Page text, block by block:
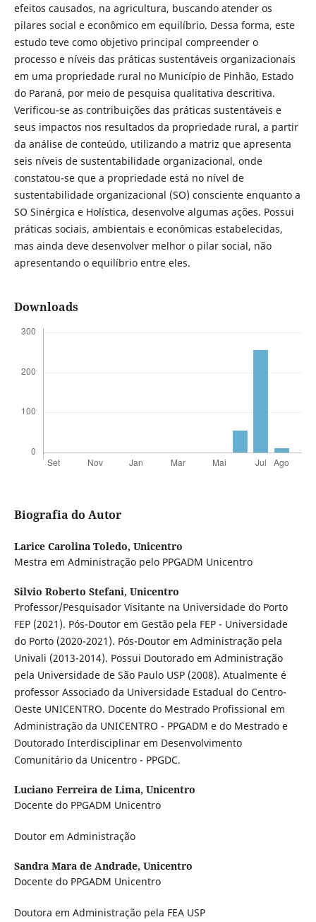
efeitos causados, na agricultura, buscando atender os
pilares social e econômico em equilíbrio. Dessa forma, este
estudo teve como objetivo principal compreender o
processo e níveis das práticas sustentáveis organizacionais
em uma propriedade rural no Município de Pinhão, Estado
do Paraná, por meio de pesquisa qualitativa descritiva.
Verificou-se as contribuições das práticas sustentáveis e
seus impactos nos resultados da propriedade rural, a partir
da análise de conteúdo, utilizando a matriz que apresenta
seis níveis de sustentabilidade organizacional, onde
constatou-se que a propriedade está no nível de
sustentabilidade organizacional (SO) consciente enquanto a
SO Sinérgica e Holística, desenvolve algumas ações. Possui
práticas sociais, ambientais e econômicas estabelecidas,
mas ainda deve desenvolver melhor o pilar social, não
apresentando o equilíbrio entre eles.
Downloads
Biografia do Autor
Larice Carolina Toledo, Unicentro
Mestra em Administração pelo PPGADM Unicentro
Silvio Roberto Stefani, Unicentro
Professor/Pesquisador Visitante na Universidade do Porto
FEP (2021). Pós-Doutor em Gestão pela FEP - Universidade
do Porto (2020-2021). Pós-Doutor em Administração pela
Univali (2013-2014). Possui Doutorado em Administração
pela Universidade de São Paulo USP (2008). Atualmente é
professor Associado da Universidade Estadual do Centro-
Oeste UNICENTRO. Docente do Mestrado Profissional em
Administração da UNICENTRO - PPGADM e do Mestrado e
Doutorado Interdisciplinar em Desenvolvimento
Comunitário da Unicentro - PPGDC.
Luciano Ferreira de Lima, Unicentro
Docente do PPGADM Unicentro
Doutor em Administração
Sandra Mara de Andrade, Unicentro
Docente do PPGADM Unicentro
Doutora em Administração pela FEA USP